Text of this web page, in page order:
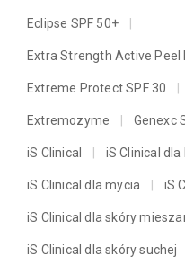
Eclipse SPF 50+
Extra Strength Active
Extreme Protect SPF 30
Extremozyme Genexc
iS Clinical iS Clinical
iS Clinical dla mycia iS
iS Clinical dla skóry
iS Clinical dla skóry suchej